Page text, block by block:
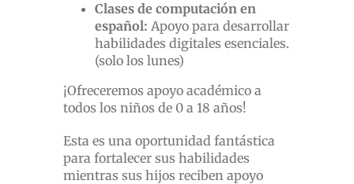
Clases de computación en
español: Apoyo para desarrollar
habilidades digitales esenciales.
(solo los lunes)
¡Ofreceremos apoyo académico a
todos los niños de 0 a 18 años!
Esta es una oportunidad fantástica
para fortalecer sus habilidades
mientras sus hijos reciben apoyo